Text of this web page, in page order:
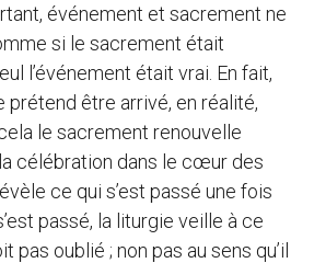
événement et sacrement ne
si le sacrement était
l’événement était vrai. En fait,
prétend être arrivé, en réalité,
le sacrement renouvelle
célébration dans le cœur des
ce qui s’est passé une fois
passé, la liturgie veille à ce
pas oublié ; non pas au sens qu’il